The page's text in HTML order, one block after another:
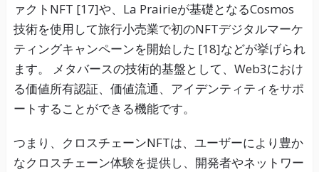
ァクトNFT [17]や、La Prairieが基礎となるCosmos
技術を使用して旅行小売業で初のNFTデジタルマーケ
ティングキャンペーンを開始した [18]などが挙げられ
ます。 メタバースの技術的基盤として、Web3におけ
る価値所有認証、価値流通、アイデンティティをサポ
ートすることができる機能です。
つまり、クロスチェーンNFTは、ユーザーにより豊か
なクロスチェーン体験を提供し、開発者やネットワー